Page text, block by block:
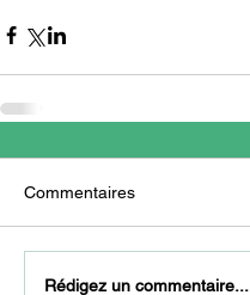
Commentaires
Rédigez un commentaire...